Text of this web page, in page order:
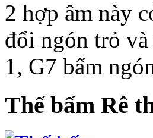
2 hợp âm này
đổi ngón trỏ
1, G7 bấm
Thế bấm Rê